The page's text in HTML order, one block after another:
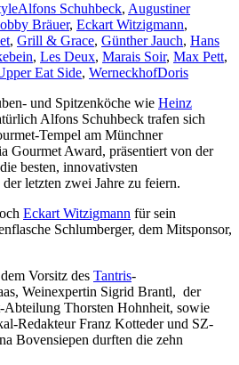
Alfons Schuhbeck, Augustiner
Bräuer, Eckart Witzigmann,
, Grill & Grace, Günther Jauch, Hans
, Les Deux, Marais Soir, Max Pett,
Eat Side, WerneckhofDoris
und Spitzenköche wie Heinz
Alfons Schuhbeck trafen sich
Tempel am Münchner
Gourmet Award, präsentiert von der
besten, innovativsten
letzten zwei Jahre zu feiern.
Eckart Witzigmann für sein
Schlumberger, dem Mitsponsor,
Vorsitz des Tantris-
Weinexpertin Sigrid Brantl, der
Thorsten Hohnheit, sowie
Redakteur Franz Kotteder und SZ-
Bovensiepen durften die zehn